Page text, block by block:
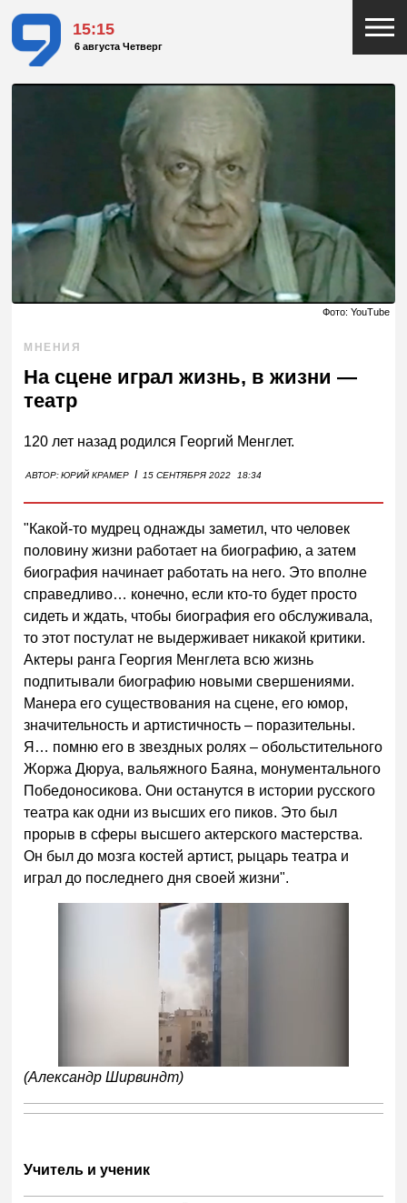
15:15
6 августа Четверг
Фото: YouTube
МНЕНИЯ
На сцене играл жизнь, в жизни —
театр
120 лет назад родился Георгий Менглет.
АВТОР:ЮРИЙ КРАМЕР I 15 СЕНТЯБРЯ 2022 18:34
"Какой-то мудрец однажды заметил, что человек
половину жизни работает на биографию, а затем
биография начинает работать на него. Это вполне
справедливо… конечно, если кто-то будет просто
сидеть и ждать, чтобы биография его обслуживала,
то этот постулат не выдерживает никакой критики.
Актеры ранга Георгия Менглета всю жизнь
подпитывали биографию новыми свершениями.
Манера его существования на сцене, его юмор,
значительность и артистичность – поразительны.
Я… помню его в звездных ролях – обольстительного
Жоржа Дюруа, вальяжного Баяна, монументального
Победоносикова. Они останутся в истории русского
театра как одни из высших его пиков. Это был
прорыв в сферы высшего актерского мастерства.
Он был до мозга костей артист, рыцарь театра и
играл до последнего дня своей жизни".
(Александр Ширвиндт)
Учитель и ученик